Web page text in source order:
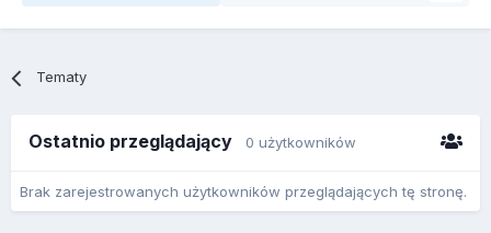
Tematy
Ostatnio przeglądający 0 użytkowników
Brak zarejestrowanych użytkowników przeglądających tę stronę.